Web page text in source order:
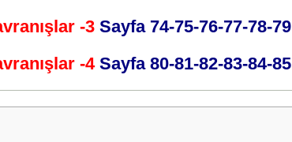
-3 Sayfa 74-75-76-77-78-79
-4Sayfa 80-81-82-83-84-85